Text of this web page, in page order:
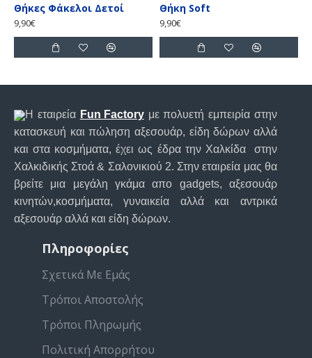
Θήκες Φάκελοι Δετοί
9,90€
Θήκη Soft
9,90€
Η εταιρεία Fun Factory με πολυετή εμπειρία στην
κατασκευή και πώληση αξεσουάρ, είδη δώρων αλλά
και στα κοσμήματα, έχει ως έδρα την Χαλκίδα στην
Χαλκιδικής Στοά & Σαλονικιού 2. Στην εταιρεία μας θα
βρείτε μια μεγάλη γκάμα απο gadgets, αξεσουάρ
κινητών,κοσμήματα, γυναικεία αλλά και αντρικά
αξεσουάρ αλλά και είδη δώρων.
Πληροφορίες
Σχετικά Με Εμάς
Τρόποι Αποστολής
Τρόποι Πληρωμής
Πολιτική Απορρήτου